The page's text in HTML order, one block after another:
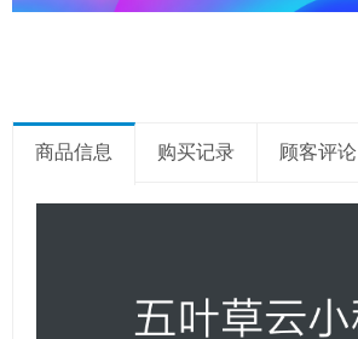
商品信息 购买记录 顾客评论